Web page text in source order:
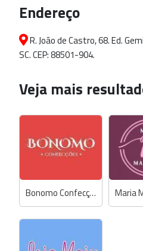
Endereço
R. João de Castro, 68. Ed.
SC. CEP: 88501-904.
Veja mais
Bonomo Confecções